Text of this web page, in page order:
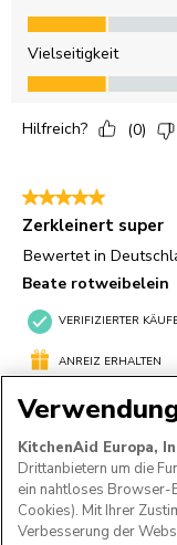
KitchenAid Europa,
Drittanbietern um die
ein nahtloses Browser-
Cookies). Mit Ihrer
Verbesserung der